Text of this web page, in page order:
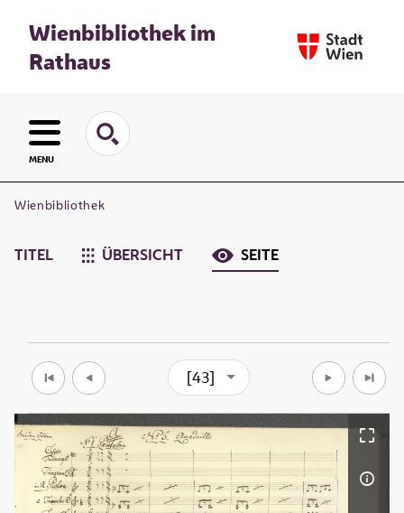
Wienbibliothek im
Rathaus
MENU
Wienbibliothek
TITEL ÜBERSICHT SEITE
[43]